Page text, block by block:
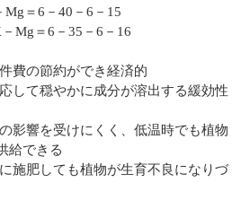
＝6－40－6－15
Mg＝6－35－6－16
費の節約ができ経済的
して穏やかに成分が溶出する緩効性
影響を受けにくく、低温時でも植物
給できる
施肥しても植物が生育不良になりづ